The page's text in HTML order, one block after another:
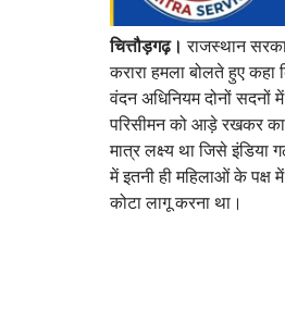
चित्तौड़गढ़। राजस्थान
करारा हमला बोलते हुए
वंदन अधिनियम दोनों सदनों
परिसीमन को आड़े रखकर काम
मात्र लक्ष्य था जिसे
में इतनी ही महिलाओं के पक्ष
कोटा लागू करना था।